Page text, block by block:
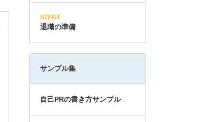
STEP.4
退職の準備
サンプル集
自己PRの書き方サンプル